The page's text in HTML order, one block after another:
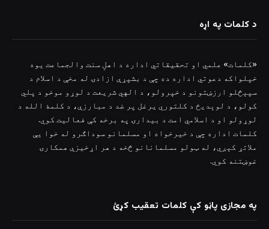
د کلمات په اړه
«کلمات» علمي او تحقیقاتي اداره د اهلِ سنت والجماعت یوه
خپلواکه دعوتي اداره ده چې د بشپړې ازادۍ له مخې د اسلام د
سپېڅلو ارزښتونو د خپرولو، د الهي شریعت د لوړو موخو د پلي
کولو، د لوېدیځ د کلتوري یرغل پر ضد د مبارزې، د کلمۀ الله د
لوړولو او د اسلامي امت د بیدارۍ په برخه کې فعالیت کوي.
کلمات اداره چې د خیرخواه او مسلمانو سوداګرو له خوا یې
ملاتړ کېږي، له ټولو مسلمانانو څخه د هر اړخیزې همکارۍ
غوښتنه کوي.
په مجازی پاڼو کې کلمات تعقیب کړئ